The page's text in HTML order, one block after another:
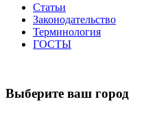
Статьи
Законодательство
Терминология
ГОСТЫ
Выберите ваш город